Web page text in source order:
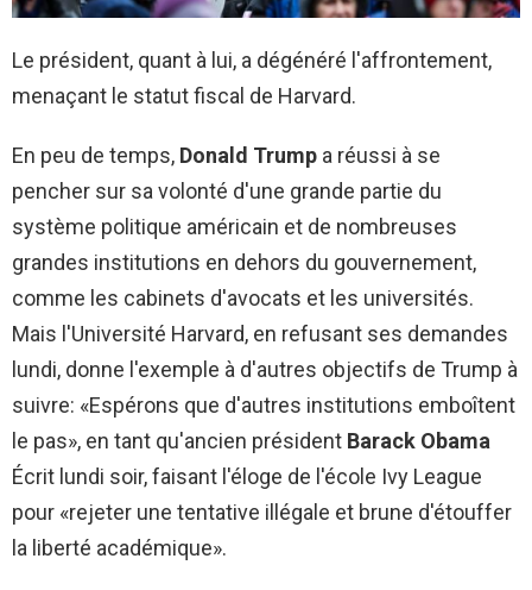
Le président, quant à lui, a dégénéré l'affrontement,
menaçant le statut fiscal de Harvard.
En peu de temps, Donald Trump a réussi à se
pencher sur sa volonté d'une grande partie du
système politique américain et de nombreuses
grandes institutions en dehors du gouvernement,
comme les cabinets d'avocats et les universités.
Mais l'Université Harvard, en refusant ses demandes
lundi, donne l'exemple à d'autres objectifs de Trump à
suivre: «Espérons que d'autres institutions emboîtent
le pas», en tant qu'ancien président Barack Obama
Écrit lundi soir, faisant l'éloge de l'école Ivy League
pour «rejeter une tentative illégale et brune d'étouffer
la liberté académique».